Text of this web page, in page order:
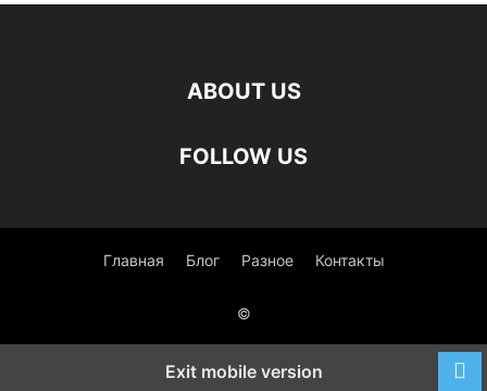
ABOUT US
FOLLOW US
Главная Блог Разное Контакты
©
Exit mobile version